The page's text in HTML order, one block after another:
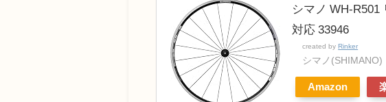
シマノ WH-R501
対応 33946
created byRinker
シマノ(SHIMANO)
Amazon